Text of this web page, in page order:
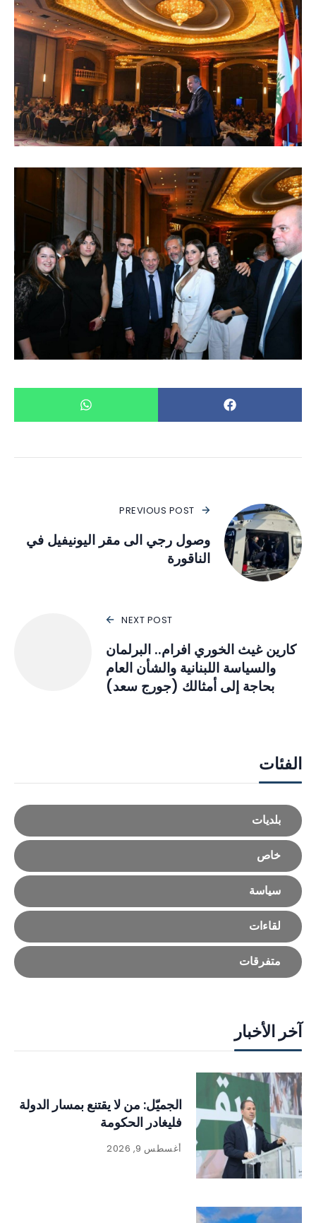
PREVIOUS POST
وصول رجي الى مقر اليونيفيل في
الناقورة
NEXT POST
كارين غيث الخوري افرام.. البرلمان
والسياسة اللبنانية والشأن العام
بحاجة إلى أمثالك (جورج سعد)
الفئات
بلديات
خاص
سياسة
لقاءات
متفرقات
آخر الأخبار
الجميّل: من لا يقتنع بمسار الدولة
فليغادر الحكومة
أغسطس 9, 2026